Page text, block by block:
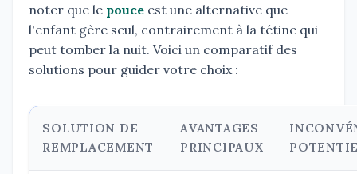
noter que le pouce est une alternative que
l'enfant gère seul, contrairement à la tétine qui
peut tomber la nuit. Voici un comparatif des
solutions pour guider votre choix :
SOLUTION DE
REMPLACEMENT
AVANTAGES
PRINCIPAUX